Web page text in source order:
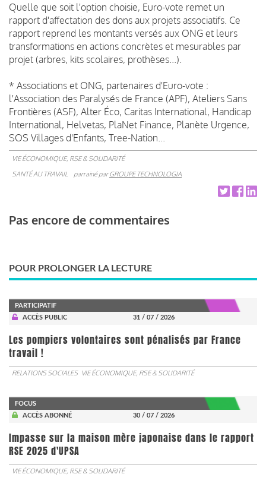
Quelle que soit l'option choisie, Euro-vote remet un
rapport d'affectation des dons aux projets associatifs. Ce
rapport reprend les montants versés aux ONG et leurs
transformations en actions concrètes et mesurables par
projet (arbres, kits scolaires, prothèses...).
* Associations et ONG, partenaires d'Euro-vote :
l'Association des Paralysés de France (APF), Ateliers Sans
Frontières (ASF), Alter Éco, Caritas International, Handicap
International, Helvetas, PlaNet Finance, Planète Urgence,
SOS Villages d'Enfants, Tree-Nation...
VIE ÉCONOMIQUE, RSE & SOLIDARITÉ
SANTÉ AU TRAVAIL
parrainé parGROUPE TECHNOLOGIA
Pas encore de commentaires
POUR PROLONGER LA LECTURE
PARTICIPATIF
ACCÈS PUBLIC
31 / 07 / 2026
Les pompiers volontaires sont pénalisés par France
travail !
RELATIONS SOCIALES VIE ÉCONOMIQUE, RSE & SOLIDARITÉ
FOCUS
ACCÈS ABONNÉ
30 / 07 / 2026
Impasse sur la maison mère japonaise dans le rapport
RSE 2025 d'UPSA
VIE ÉCONOMIQUE, RSE & SOLIDARITÉ